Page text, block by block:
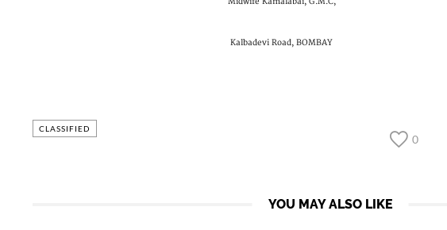
Kalbadevi Road, BOMBAY
CLASSIFIED
0
YOU MAY ALSO LIKE